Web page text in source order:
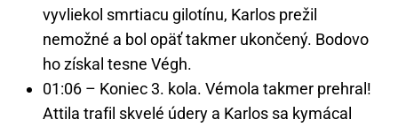
vyvliekol smrtiacu gilotínu, Karlos prežil
nemožné a bol opäť takmer ukončený. Bodovo
ho získal tesne Végh.
01:06 – Koniec 3. kola. Vémola takmer prehral!
Attila trafil skvelé údery a Karlos sa kymácal